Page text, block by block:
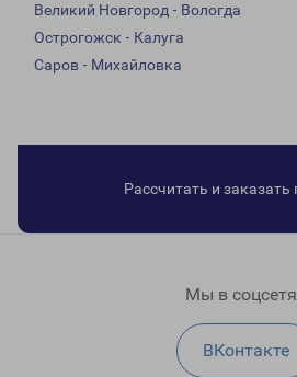
Великий Новгород - Вологда
Острогожск - Калуга
Саров - Михайловка
Рассчитать и заказать
Мы в
ВКонтакте